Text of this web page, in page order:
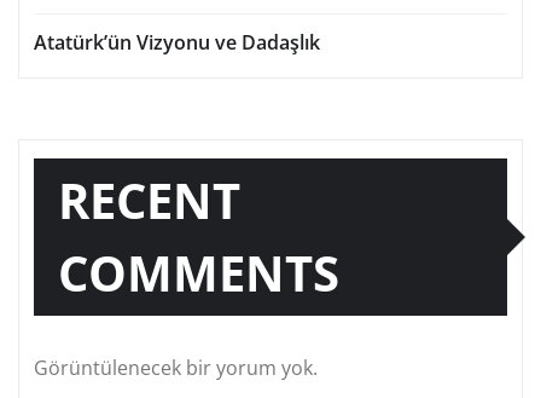
Atatürk’ün Vizyonu ve Dadaşlık
RECENT
COMMENTS
Görüntülenecek bir yorum yok.